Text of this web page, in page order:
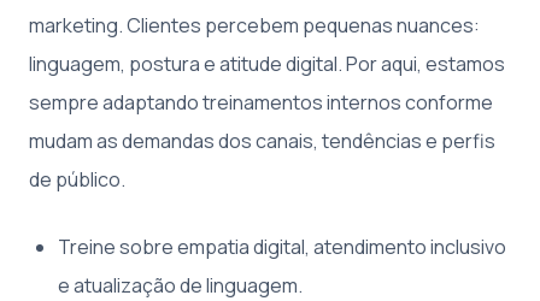
marketing. Clientes percebem pequenas nuances:
linguagem, postura e atitude digital. Por aqui, estamos
sempre adaptando treinamentos internos conforme
mudam as demandas dos canais, tendências e perfis
de público.
Treine sobre empatia digital, atendimento inclusivo
e atualização de linguagem.